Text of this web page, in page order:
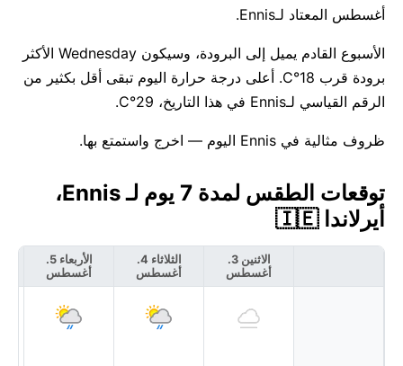
أغسطس المعتاد لـEnnis.
الأسبوع القادم يميل إلى البرودة، وسيكون Wednesday الأكثر
برودة قرب 18°C. أعلى درجة حرارة اليوم تبقى أقل بكثير من
الرقم القياسي لـEnnis في هذا التاريخ، 29°C.
ظروف مثالية في Ennis اليوم — اخرج واستمتع بها.
توقعات الطقس لمدة 7 يوم لـ Ennis،
أيرلاندا 🇮🇪
الاثنين 3.
أغسطس
الثلاثاء 4.
أغسطس
الأربعاء 5.
أغسطس